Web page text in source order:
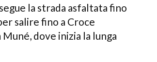
la strada asfaltata fino
salire fino a Croce
dove inizia la lunga